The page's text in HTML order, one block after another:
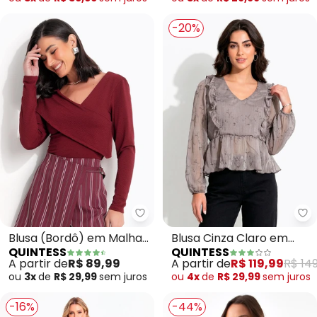
Quintess - Blusa (Bordô) em
Blusa (Bordô) em Malha
Texturizada
QUINTESS
A partir deR$ 89,99
ou 3xde R$ 29,99sem juros
-20%
Blusa Cinza Claro em
Devorê Bordado
QUINTESS
A partir deR$ 119,99R$
ou 4xde R$ 29,99sem juros
-16% -44%